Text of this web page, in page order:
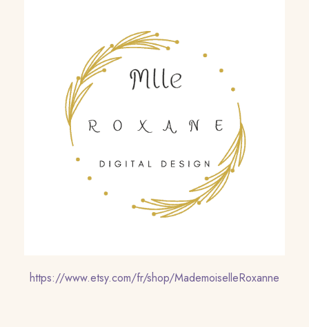
https://www.etsy.com/fr/shop/MademoiselleRoxanne